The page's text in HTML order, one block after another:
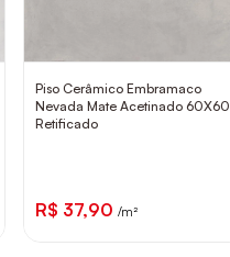
Piso Cerâmico Embramaco
Nevada Mate Acetinado 60X60
Retificado
R$ 37,90 /m²